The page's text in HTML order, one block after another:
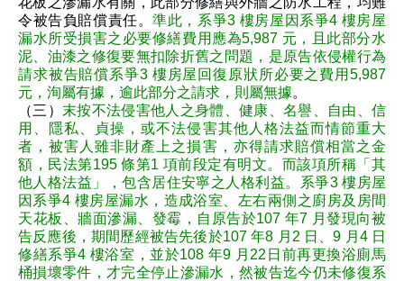
令被告負賠償責任。準此，系爭3 樓房屋因系爭4 樓房屋
漏水所受損害之必要修繕費用應為5,987 元，且此部分水
泥、油漆之修復要無扣除折舊之問題，是原告依侵權行為
請求被告賠償系爭3 樓房屋回復原狀所必要之費用5,987
元，洵屬有據，逾此部分之請求，則屬無據。
（三） 末按不法侵害他人之身體、健康、名譽、自由、信
用、隱私、貞操，或不法侵害其他人格法益而情節重大
者，被害人雖非財產上之損害，亦得請求賠償相當之金
額，民法第195 條第1 項前段定有明文。而該項所稱「其
他人格法益」，包含居住安寧之人格利益。系爭3 樓房屋
因系爭4 樓房屋漏水，造成浴室、左右兩側之廚房及房間
天花板、牆面滲漏、發霉，自原告於107 年7 月發現向被
告反應後，期間歷經被告先後於107 年8 月2 日、9 月4 日
修繕系爭4 樓浴室，並於108 年9 月22日前再更換浴廁馬
桶損壞零件，才完全停止滲漏水，然被告迄今仍未修復系